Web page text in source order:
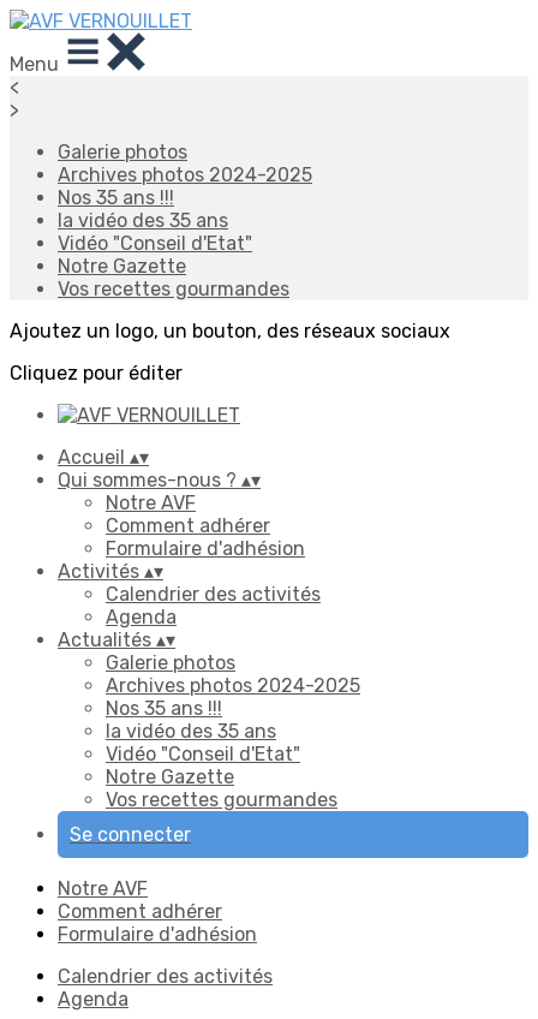
Menu
<
>
Galerie photos
Archives photos 2024-2025
Nos 35 ans !!!
la vidéo des 35 ans
Vidéo "Conseil d'Etat"
Notre Gazette
Vos recettes gourmandes
Ajoutez un logo, un bouton, des réseaux sociaux
Cliquez pour éditer
Accueil ▴▾
Qui sommes-nous ? ▴▾
Notre AVF
Comment adhérer
Formulaire d'adhésion
Activités ▴▾
Calendrier des activités
Agenda
Actualités ▴▾
Galerie photos
Archives photos 2024-2025
Nos 35 ans !!!
la vidéo des 35 ans
Vidéo "Conseil d'Etat"
Notre Gazette
Vos recettes gourmandes
Se connecter
Notre AVF
Comment adhérer
Formulaire d'adhésion
Calendrier des activités
Agenda